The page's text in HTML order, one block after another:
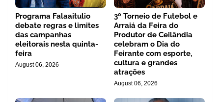
Programa Falaaitulio
debate regras e limites
das campanhas
eleitorais nesta quinta-
feira
August 06, 2026
3º Torneio de Futebol e
Arraiá da Feira do
Produtor de Ceilândia
celebram o Dia do
Feirante com esporte,
cultura e grandes
atrações
August 06, 2026